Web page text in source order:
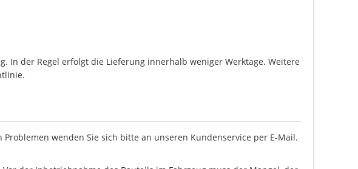
In der Regel erfolgt die Lieferung innerhalb weniger Werktage. Weitere
wenden Sie sich bitte an unseren Kundenservice per E-Mail.